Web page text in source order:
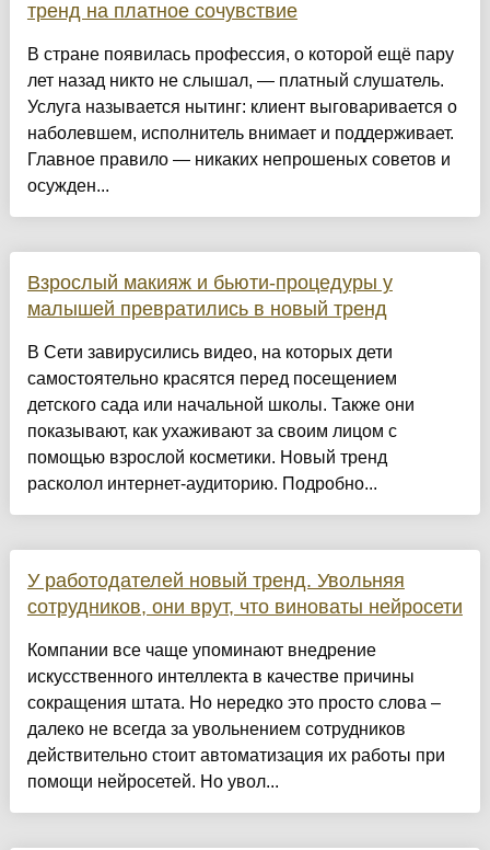
тренд на платное сочувствие
В стране появилась профессия, о которой ещё пару
лет назад никто не слышал, — платный слушатель.
Услуга называется нытинг: клиент выговаривается о
наболевшем, исполнитель внимает и поддерживает.
Главное правило — никаких непрошеных советов и
осужден...
Взрослый макияж и бьюти-процедуры у
малышей превратились в новый тренд
В Сети завирусились видео, на которых дети
самостоятельно красятся перед посещением
детского сада или начальной школы. Также они
показывают, как ухаживают за своим лицом с
помощью взрослой косметики. Новый тренд
расколол интернет-аудиторию. Подробно...
У работодателей новый тренд. Увольняя
сотрудников, они врут, что виноваты нейросети
Компании все чаще упоминают внедрение
искусственного интеллекта в качестве причины
сокращения штата. Но нередко это просто слова –
далеко не всегда за увольнением сотрудников
действительно стоит автоматизация их работы при
помощи нейросетей. Но увол...